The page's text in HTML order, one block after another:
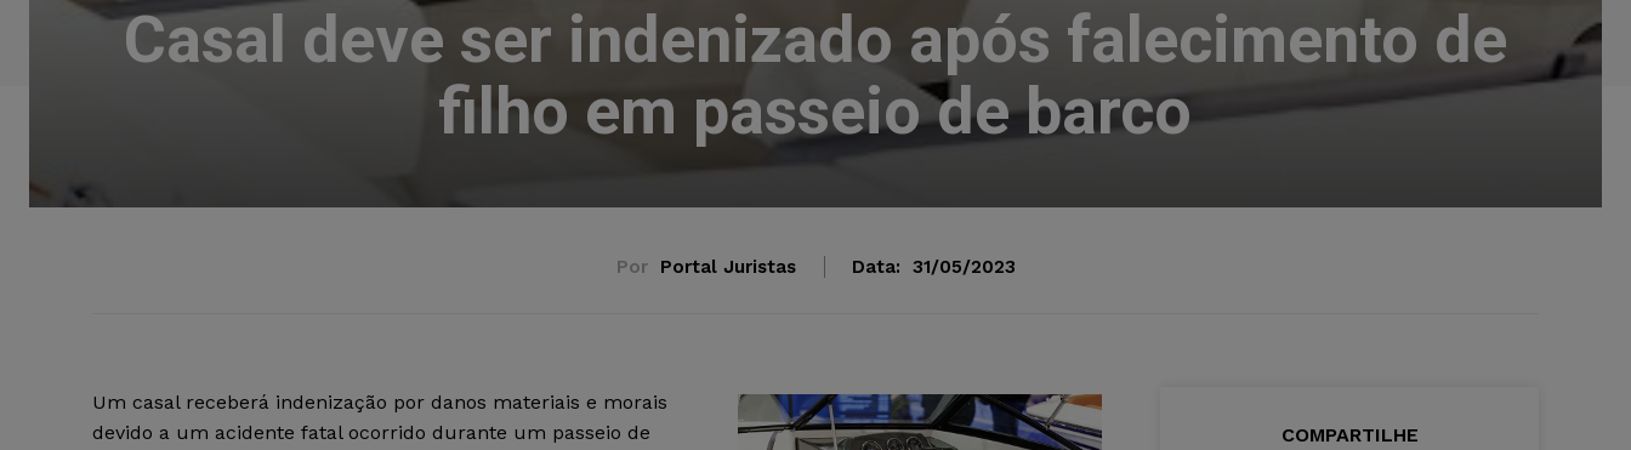
Casal deve ser indenizado após falecimento de
filho em passeio de barco
Por Portal Juristas Data: 31/05/2023
Um casal receberá indenização por danos materiais e morais
devido a um acidente fatal ocorrido durante um passeio de
COMPARTILHE